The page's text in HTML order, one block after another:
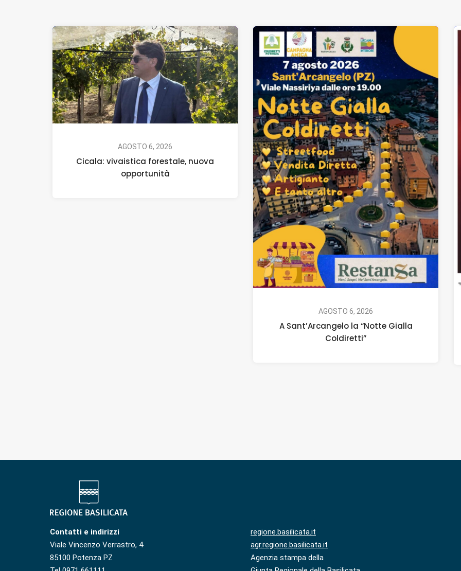
AGOSTO 6, 2026
Cicala: vivaistica forestale, nuova
opportunità
AGOSTO 6, 2026
A Sant’Arcangelo la “Notte Gialla
Coldiretti”
Contatti e indirizzi
Viale Vincenzo Verrastro, 4
85100 Potenza PZ
regione.basilicata.it
agr.regione.basilicata.it
Agenzia stampa della